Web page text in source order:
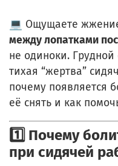
💻 Ощущаете
между лопатками
не одиноки.
тихая “жертва”
почему появляется
её снять и как
1️⃣ Почему
при сидячей